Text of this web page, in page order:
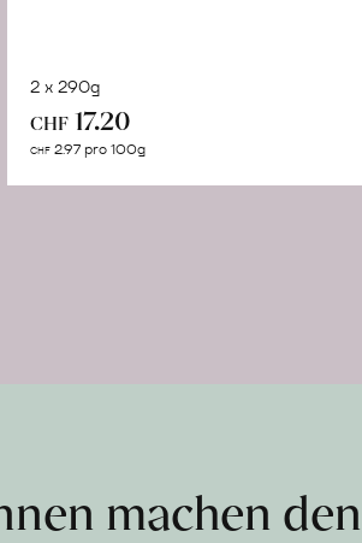
2 x 290g
CHF 17.20
CHF 2.97 pro 100g
machen den